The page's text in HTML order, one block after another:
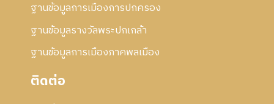
ฐานข้อมูลการเมืองการปกครอง
ฐานข้อมูลรางวัลพระปกเกล้า
ฐานข้อมูลการเมืองภาคพลเมือง
ติดต่อ